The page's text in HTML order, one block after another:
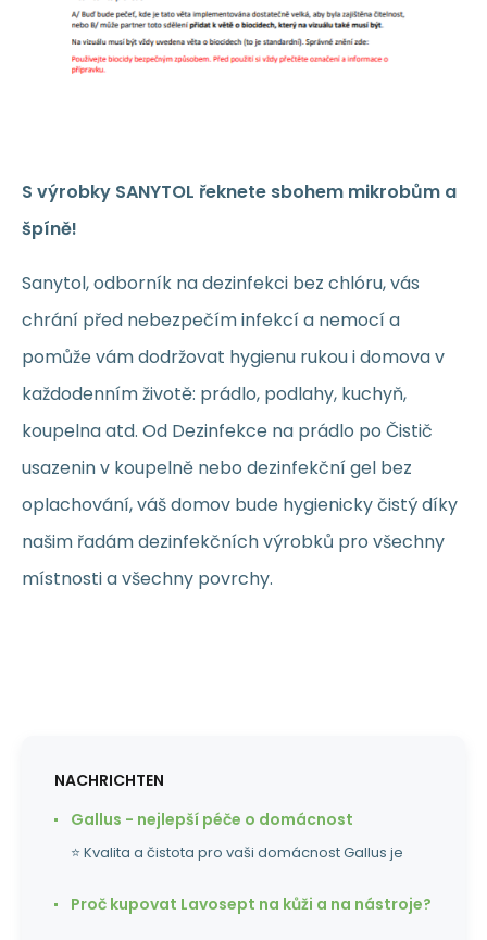
NACHRICHTEN
Gallus - nejlepší péče o domácnost
⭐ Kvalita a čistota pro vaši domácnost Gallus je
Proč kupovat Lavosept na kůži a na nástroje?
S výrobky SANYTOL řeknete sbohem mikrobům a
špíně!
Sanytol, odborník na dezinfekci bez chlóru, vás
chrání před nebezpečím infekcí a nemocí a
pomůže vám dodržovat hygienu rukou i domova v
každodenním životě: prádlo, podlahy, kuchyň,
koupelna atd. Od Dezinfekce na prádlo po Čistič
usazenin v koupelně nebo dezinfekční gel bez
oplachování, váš domov bude hygienicky čistý díky
našim řadám dezinfekčních výrobků pro všechny
místnosti a všechny povrchy.